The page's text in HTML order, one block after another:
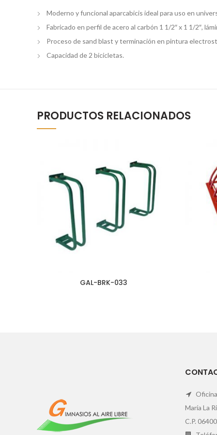
Moderno y funcional aparcabicis ideal para uso en
Fabricado en perfil de acero al carbón 1 1/2″ x 1 1/2″,
Proceso de sand blast y terminación en pintura
Capacidad de 2 bicicletas.
PRODUCTOS RELACIONADOS
GAL-BRK-033
María La
C.P.